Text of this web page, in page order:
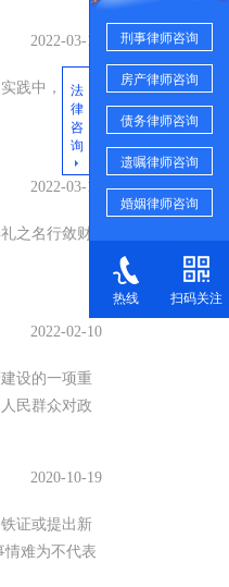
2022-03-14
践中，大部
2022-03-12
之名行敛财
2022-02-10
设的一项重
民群众对政
2020-10-19
证或提出新
情难为不代表
法
律
咨
询
刑事律师咨询
房产律师咨询
债务律师咨询
遗嘱律师咨询
婚姻律师咨询
热线 扫码关注